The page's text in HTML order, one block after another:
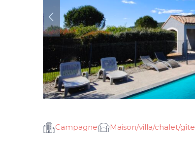
Campagne Maison/villa/chalet/gîte